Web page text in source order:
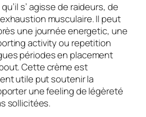
s’ agisse de raideurs, de
musculaire. Il peut
une journée energetic, une
activity ou repetition
périodes en placement
Cette crème est
utile put soutenir la
une feeling de légèreté
sollicitées.